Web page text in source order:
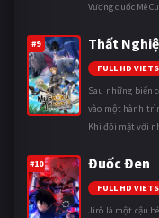
Vương quốc Mê
#9 Thất
FULL HD
Sau những biến
vào một hành
Khi đối mặt với
#10 Đuốc Đen
FULL HD
Jirô là một cậu